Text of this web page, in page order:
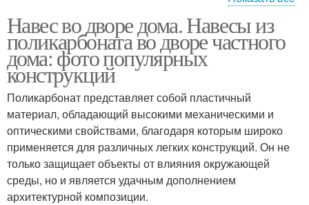
конструкционному
материалу
Навес к дому
Арки во дворе Навес перед гаражом
Деревянный навес Навес из досок
Навес во дворе дома. Навесы из
поликарбоната во дворе частного
дома: фото популярных
конструкций
Поликарбонат представляет собой пластичный
материал, обладающий высокими механическими и
оптическими свойствами, благодаря которым широко
применяется для различных легких конструкций. Он не
только защищает объекты от влияния окружающей
среды, но и является удачным дополнением
архитектурной композиции.